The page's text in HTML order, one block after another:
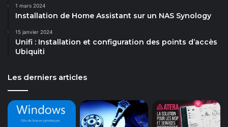
1 mars 2024
Installation de Home Assistant sur un NAS Synology
15 janvier 2024
Unifi : Installation et configuration des points d’accès
Ubiquiti
Les derniers articles